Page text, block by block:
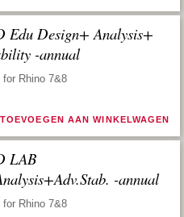
Edu Design+ Analysis+
-annual
for Rhino 7&8
TOEVOEGEN AAN WINKELWAGEN
LAB
-annual
for Rhino 7&8